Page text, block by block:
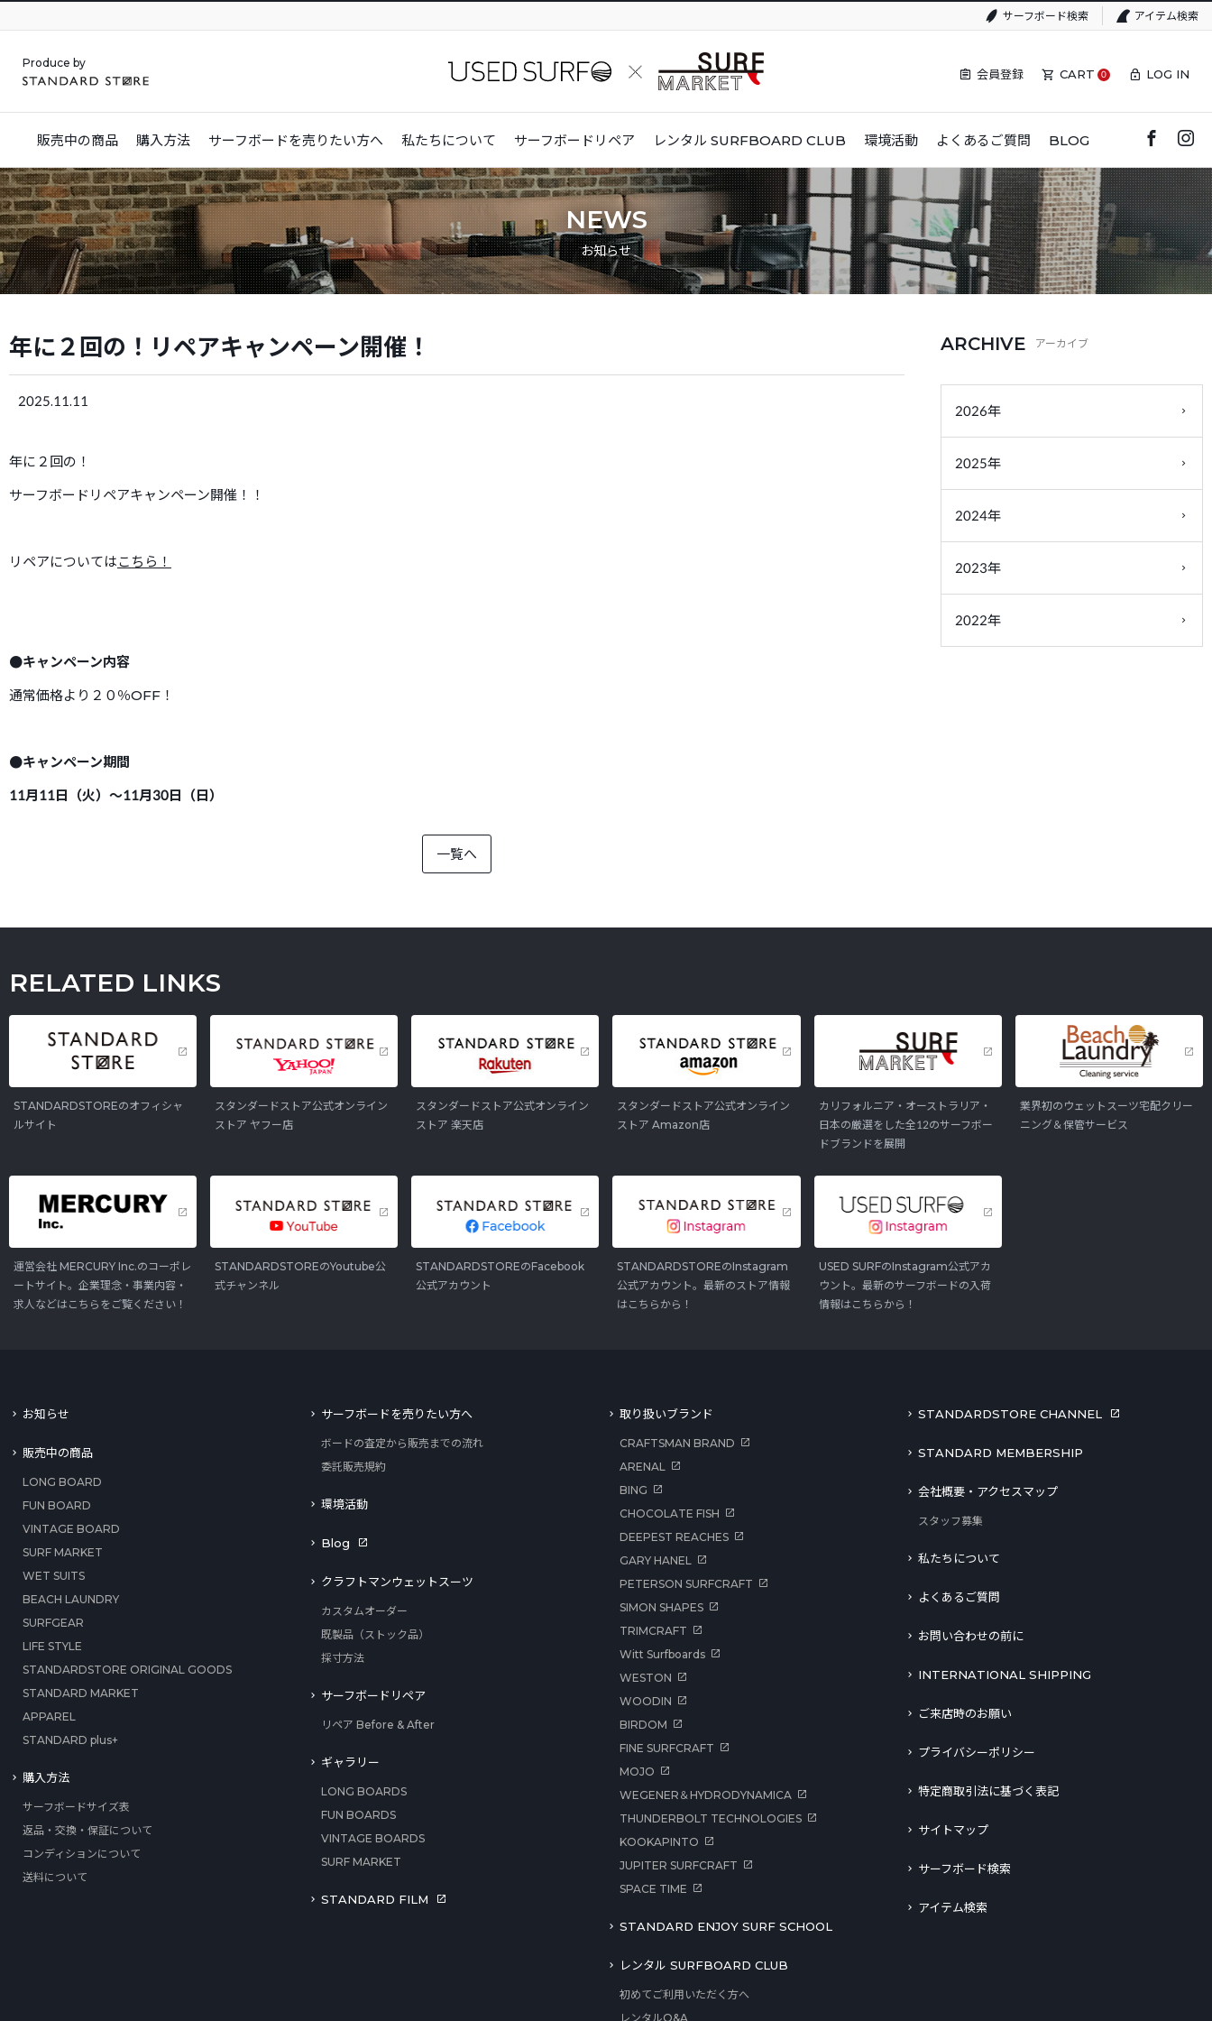
サーフボード検索 アイテム検索
Produce by
会員登録 CART 0 LOG IN
販売中の商品 購入方法 サーフボードを売りたい方へ 私たちについて サーフボードリペア レンタル SURFBOARD CLUB 環境活動 よくあるご質問 BLOG
NEWS
お知らせ
年に２回の！リペアキャンペーン開催！
2025.11.11
年に２回の！
サーフボードリペアキャンペーン開催！！
リペアについてはこちら！
●キャンペーン内容
通常価格より２０％OFF！
●キャンペーン期間
11月11日（火）〜11月30日（日）
一覧へ
ARCHIVE
2026年
2025年
2024年
2023年
2022年
RELATED LINKS
STANDARDSTOREのオフィシャ
ルサイト
スタンダードストア公式オンライン
ストア ヤフー店
スタンダードストア公式オンライン
ストア 楽天店
スタンダードストア公式オンライン
ストア Amazon店
カリフォルニア・オーストラリア・
日本の厳選をした全12のサーフボー
ドブランドを展開
業界初のウェットスーツ宅配クリー
ニング＆保管サービス
運営会社 MERCURY Inc.のコーポレ
ートサイト。企業理念・事業内容・
求人などはこちらをご覧ください！
STANDARDSTOREのYoutube公
式チャンネル
STANDARDSTOREのFacebook
公式アカウント
STANDARDSTOREのInstagram
公式アカウント。最新のストア情報
はこちらから！
USED SURFのInstagram公式アカ
ウント。最新のサーフボードの入荷
情報はこちらから！
お知らせ
販売中の商品
LONG BOARD
FUN BOARD
VINTAGE BOARD
SURF MARKET
WET SUITS
BEACH LAUNDRY
SURFGEAR
LIFE STYLE
STANDARDSTORE ORIGINAL GOODS
STANDARD MARKET
APPAREL
STANDARD plus+
購入方法
サーフボードサイズ表
返品・交換・保証について
コンディションについて
送料について
サーフボードを売りたい方へ
ボードの査定から販売までの流れ
委託販売規約
環境活動
Blog
クラフトマンウェットスーツ
カスタムオーダー
既製品（ストック品）
採寸方法
サーフボードリペア
リペア Before & After
ギャラリー
LONG BOARDS
FUN BOARDS
VINTAGE BOARDS
SURF MARKET
STANDARD FILM
取り扱いブランド
CRAFTSMAN BRAND
ARENAL
BING
CHOCOLATE FISH
DEEPEST REACHES
GARY HANEL
PETERSON SURFCRAFT
SIMON SHAPES
TRIMCRAFT
Witt Surfboards
WESTON
WOODIN
BIRDOM
FINE SURFCRAFT
MOJO
WEGENER＆HYDRODYNAMICA
THUNDERBOLT TECHNOLOGIES
KOOKAPINTO
JUPITER SURFCRAFT
SPACE TIME
STANDARD ENJOY SURF SCHOOL
レンタル SURFBOARD CLUB
初めてご利用いただく方へ
レンタルQ&A
STANDARDSTORE CHANNEL
STANDARD MEMBERSHIP
会社概要・アクセスマップ
スタッフ募集
私たちについて
よくあるご質問
お問い合わせの前に
INTERNATIONAL SHIPPING
ご来店時のお願い
プライバシーポリシー
特定商取引法に基づく表記
サイトマップ
サーフボード検索
アイテム検索